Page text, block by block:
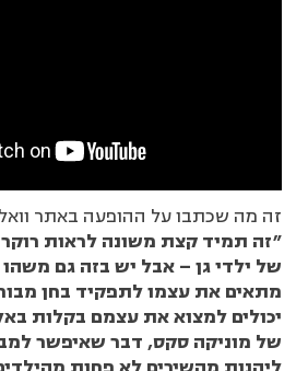
זה מה שכתבו על ההופעה באתר
"זה תמיד קצת משונה לראות
של ילדי גן – אבל יש בזה גם
מתאים את עצמו לתפקיד בחן
יכולים למצוא את עצמם בקלות
של מוניקה סקס, דבר שאיפשר